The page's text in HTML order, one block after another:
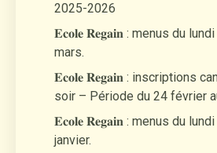
2025-2026
𝐄𝐜𝐨𝐥𝐞 𝐑𝐞𝐠𝐚𝐢𝐧 : menus du
mars.
𝐄𝐜𝐨𝐥𝐞 𝐑𝐞𝐠𝐚𝐢𝐧 : inscriptions
soir – Période du 24 février
𝐄𝐜𝐨𝐥𝐞 𝐑𝐞𝐠𝐚𝐢𝐧 : menus du
janvier.